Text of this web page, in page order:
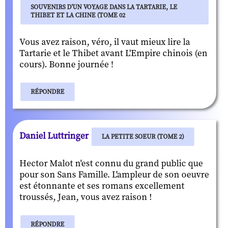
SOUVENIRS D'UN VOYAGE DANS LA TARTARIE, LE
THIBET ET LA CHINE (TOME 02
Vous avez raison, véro, il vaut mieux lire la
Tartarie et le Thibet avant L'Empire chinois (en
cours). Bonne journée !
RÉPONDRE
Daniel Luttringer LA PETITE SOEUR (TOME 2)
Hector Malot n'est connu du grand public que
pour son Sans Famille. L'ampleur de son oeuvre
est étonnante et ses romans excellement
troussés, Jean, vous avez raison !
RÉPONDRE